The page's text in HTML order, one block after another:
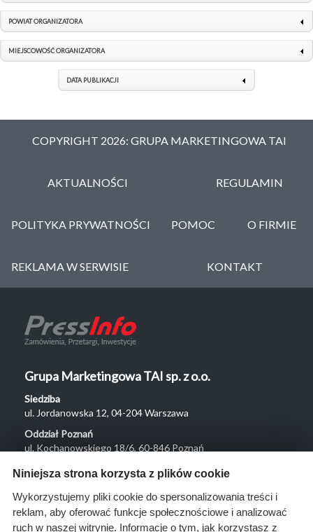
POWIAT ORGANIZATORA
MIEJSCOWOŚĆ ORGANIZATORA
DATA PUBLIKACJI
COPYRIGHT 2026: GRUPA MARKETINGOWA TAI
AKTUALNOŚCI REGULAMIN
POLITYKA PRYWATNOŚCI POMOC O FIRMIE
REKLAMA W SERWISIE KONTAKT
Grupa Marketingowa TAI sp. z o.o.
Siedziba
ul. Jordanowska 12, 04-204 Warszawa
Oddział Poznań
ul. Kochanowskiego 18/6, 60-846 Poznań
Menu
O nas
Rozwiązania
Niniejsza strona korzysta z plików cookie
Wykorzystujemy pliki cookie do spersonalizowania treści i
reklam, aby oferować funkcje społecznościowe i analizować
ruch w naszej witrynie. Informacje o tym, jak korzystasz z